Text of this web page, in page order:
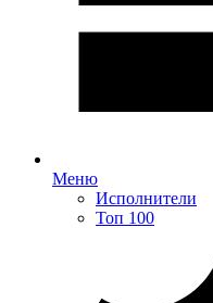
Меню
Исполнители
Топ 100